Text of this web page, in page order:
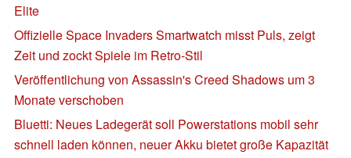
Elite
Offizielle Space Invaders Smartwatch misst Puls, zeigt
Zeit und zockt Spiele im Retro-Stil
Veröffentlichung von Assassin's Creed Shadows um 3
Monate verschoben
Bluetti: Neues Ladegerät soll Powerstations mobil sehr
schnell laden können, neuer Akku bietet große Kapazität